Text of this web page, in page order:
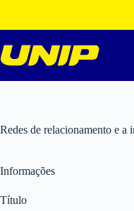
o
conteúdo
Redes de relacionamento e a
Informações
Título